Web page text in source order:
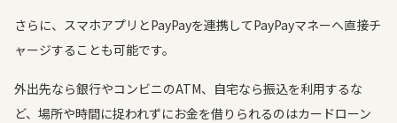
さらに、スマホアプリとPayPayを連携してPayPayマネーへ直接チ
ャージすることも可能です。
外出先なら銀行やコンビニのATM、自宅なら振込を利用するな
ど、場所や時間に捉われずにお金を借りられるのはカードローン